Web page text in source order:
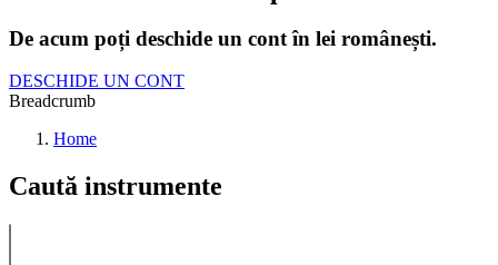
De acum poți deschide un cont în lei românești.
DESCHIDE UN CONT
Breadcrumb
Home
Caută instrumente